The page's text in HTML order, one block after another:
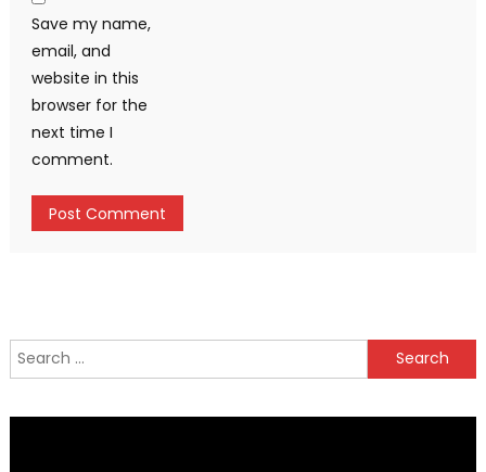
Save my name,
email, and
website in this
browser for the
next time I
comment.
Search
for: